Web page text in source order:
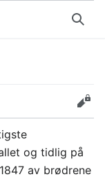
Søk
Rediger
og tidlig på
av brødrene